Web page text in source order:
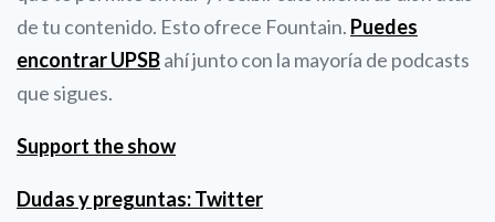
de tu contenido. Esto ofrece Fountain. Puedes
encontrar UPSBahí junto con la mayoría de podcasts
que sigues.
Support the show
Dudas y preguntas: Twitter